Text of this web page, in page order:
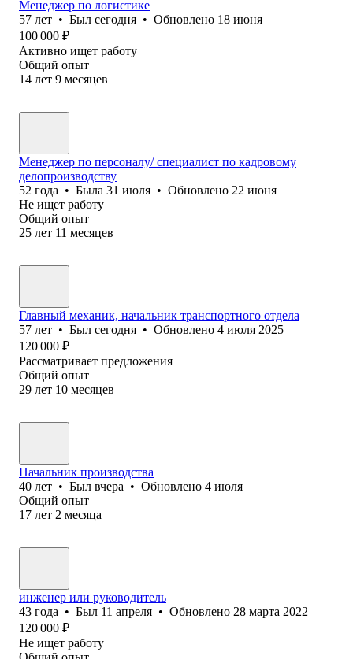
Менеджер по логистике
57 лет • Был сегодня • Обновлено 18 июня
100 000 ₽
Активно ищет работу
Общий опыт
14 лет 9 месяцев
Менеджер по персоналу/ специалист по кадровому
делопроизводству
52 года • Была 31 июля • Обновлено 22 июня
Не ищет работу
Общий опыт
25 лет 11 месяцев
Главный механик, начальник транспортного отдела
57 лет • Был сегодня • Обновлено 4 июля 2025
120 000 ₽
Рассматривает предложения
Общий опыт
29 лет 10 месяцев
Начальник производства
40 лет • Был вчера • Обновлено 4 июля
Общий опыт
17 лет 2 месяца
инженер или руководитель
43 года • Был 11 апреля • Обновлено 28 марта 2022
120 000 ₽
Не ищет работу